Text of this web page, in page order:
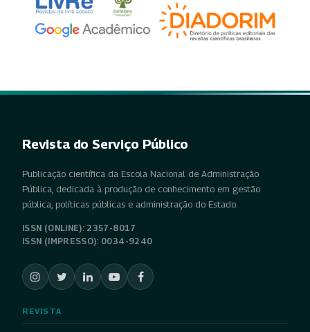
Revista do Serviço Público
Publicação científica da Escola Nacional de Administração
Pública, dedicada à produção de conhecimento em gestão
pública, políticas públicas e administração do Estado.
ISSN (ONLINE): 2357-8017
ISSN (IMPRESSO): 0034-9240
REVISTA